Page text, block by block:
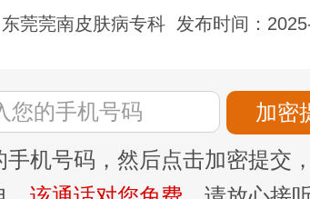
莞莞南皮肤病专科 发布时间：
手机号码，然后点击加密提交